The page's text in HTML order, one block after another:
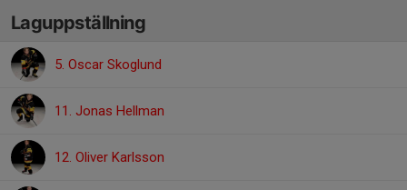
Laguppställning
5. Oscar Skoglund
11. Jonas Hellman
12. Oliver Karlsson